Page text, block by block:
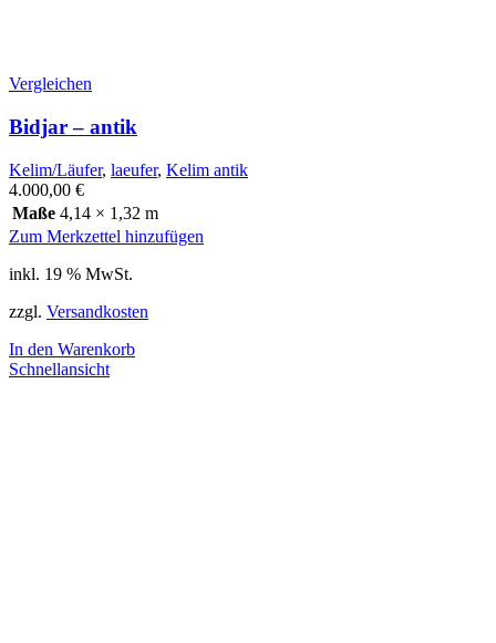
Vergleichen
Bidjar – antik
Kelim/Läufer, laeufer, Kelim antik
4.000,00 €
Maße 4,14 × 1,32 m
Zum Merkzettel hinzufügen
inkl. 19 % MwSt.
zzgl. Versandkosten
In den Warenkorb
Schnellansicht